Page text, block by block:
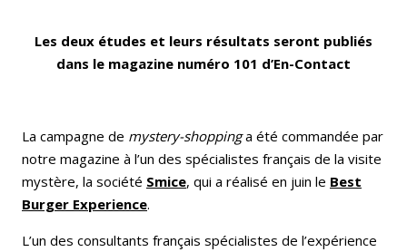
Les deux études et leurs résultats seront publiés
dans le magazine numéro 101 d’En-Contact
La campagne de mystery-shoppinga été commandée par
notre magazine à l’un des spécialistes français de la visite
mystère, la société Smice, qui a réalisé en juin le Best
Burger Experience.
L’un des consultants français spécialistes de l’expérience